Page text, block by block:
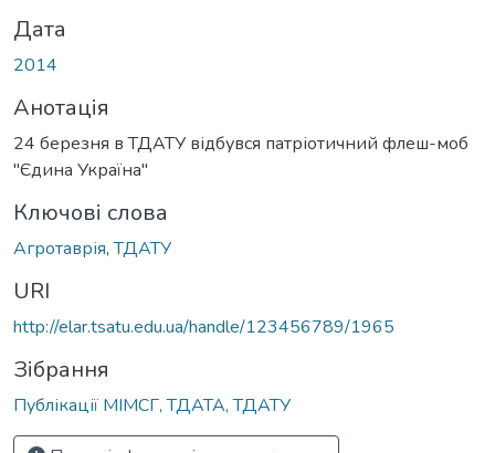
Дата
2014
Анотація
24 березня в ТДАТУ відбувся патріотичний флеш-моб
"Єдина Україна"
Ключові слова
Агротаврія,ТДАТУ
URI
http://elar.tsatu.edu.ua/handle/123456789/1965
Зібрання
Публікації МІМСГ, ТДАТА, ТДАТУ